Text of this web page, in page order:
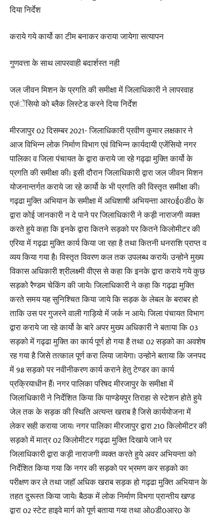
दिया निर्देश
कराये गये कार्यो का टीम बनाकर कराया जायेगा सत्यापन
गुणवत्ता के साथ लापरवाही बदार्शस्त नही
जल जीवन मिशन के प्रगति की समीक्षा में जिलाधिकारी ने लापरवाह
एजंेंसियो को ब्लैक लिस्टेड करने दिया निर्देश
मीरजापुर 02 दिसम्बर 2021- जिलाधिकारी प्रवीण कुमार लक्षकार ने
आज विभिन्न लोक निर्माण विभाग एवं विभिन्न कार्यदायी एजेंसियो नगर
पालिका व जिला पंचायत के द्वारा कराये जा रहे गढ्ढा मुक्ति कार्यो के
प्रगति की समीक्षा की। इसी दौरान जिलाधिकारी द्वारा जल जीवन मिशन
योजनान्तर्गत कराये जा रहे कार्यो के भी प्रगति की विस्तृत समीक्षा की।
गढ्ढा मुक्ति अभियान के समीक्षा में अधिशाषी अभियन्ता आर0ई0डी0 के
द्वारा कोई जानकारी न दे पाने पर जिलाधिकारी ने कड़ी नाराजगी व्यक्त
करते हुये कहा कि इनके द्वारा कितने सड़को पर कितने किलोमीटर की
एरिया में गढ्ढा मुक्ति कार्य किया जा रहा है तथा कितनी धनराशि प्राप्त व
व्यय किया गया है। विस्तृत विवरण कल तक उपलब्ध करायें। उन्होने मुख्य
विकास अधिकारी श्रीलक्ष्मी वीएस से कहा कि इनके द्वारा कराये गये कुछ
सड़को रैण्डम चेकिंग की जाये। जिलाधिकारी ने कहा कि गढ्ढा मुक्ति
करते समय यह सुनिश्चित किया जाये कि सड़क के लेबल के बराबर हो
ताकि उस पर गुजरने वाली गाड़ियो में जर्क न आये। जिला पंचायत विभाग
द्वारा कराये जा रहे कार्यो के बारे अपर मुख्य अधिकारी ने बताया कि 03
सड़को में गढ्ढा मुक्ति का कार्य पूर्ण हो गया है तथा 02 सड़को का अवशेष
रह गया है जिसे तत्काल पूर्ण करा लिया जायेगा। उन्होने बताया कि जनपद
में 98 सड़को पर नवीनीकरण कार्य कराने हेतु टेण्डर का कार्य
प्रक्रियाधीन हैं। नगर पालिका परिषद मीरजापुर के समीक्षा में
जिलाधिकारी ने निर्देशित किया कि पाण्डेयपुर तिराहा से स्टेशन होते हुये
जेल तक के सड़क की स्थिति अत्यन्त खराब है जिसे कार्ययोजना में
लेकर सही कराया जाय। नगर पालिका मीरजापुर द्वारा 210 किलोमीटर की
सड़को में मात्र 02 किलोमीटर गढ्ढा मुक्ति दिखाये जाने पर
जिलाधिकारी द्वारा कड़ी नाराजगी व्यक्त करते हुये अवर अभियन्ता को
निर्देशित किया गया कि नगर की सड़को पर भ्रमण कर सड़को का
परीक्षण कर ले तथा जहाॅ अधिक खराब सड़क हो गढ्ढा मुक्ति अभियान के
तहत दुरूस्त किया जाये। बैठक में लोक निर्माण विभगा प्रान्तीय खण्ड
द्वारा 02 स्टेट हाइवे मार्ग को पूर्ण बताया गया तथा ओ0डी0आर0 के